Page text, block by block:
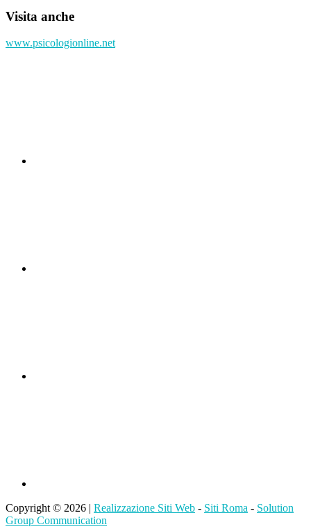
Visita anche
www.psicologionline.net
Copyright © 2026 | Realizzazione Siti Web - Siti Roma - Solution
Group Communication